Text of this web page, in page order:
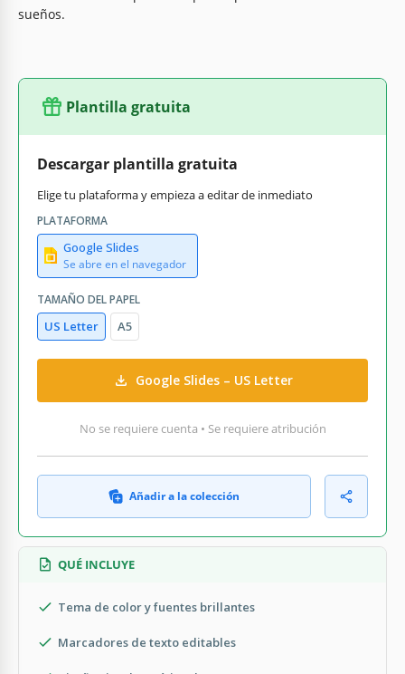
sueños.
Plantilla gratuita
Descargar plantilla gratuita
Elige tu plataforma y empieza a editar de inmediato
PLATAFORMA
Google Slides
Se abre en el navegador
TAMAÑO DEL PAPEL
US Letter A5
Google Slides – US Letter
No se requiere cuenta • Se requiere atribución
Añadir a la colección
QUÉ INCLUYE
Tema de color y fuentes brillantes
Marcadores de texto editables